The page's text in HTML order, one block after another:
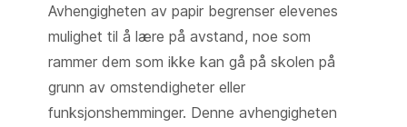
Avhengigheten av papir begrenser elevenes
mulighet til å lære på avstand, noe som
rammer dem som ikke kan gå på skolen på
grunn av omstendigheter eller
funksjonshemminger. Denne avhengigheten